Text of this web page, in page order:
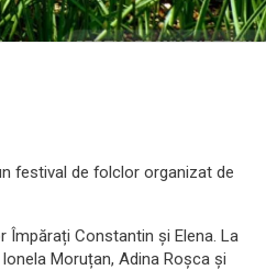
festival de folclor organizat de
Constantin și Elena. La
Moruțan, Adina Roșca și